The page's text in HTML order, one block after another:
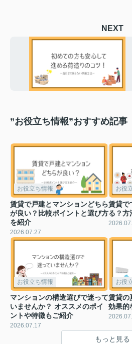
NEXT
”お役立ち情報”おすすめ記事
お役立ち情報
賃貸で戸建とマンションどちら
が良い？比較ポイントと選び方
を紹介
2026.07.27
お役
賃貸で
る？方
お役立ち情報
マンションの構造選びで迷って
いませんか？ オススメのポイ
ントや特徴もご紹介
2026.07.17
お役
賃貸の
効果的
もっと見る